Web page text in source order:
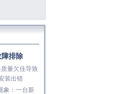
排除
量欠佳导致
装出错
：一台新